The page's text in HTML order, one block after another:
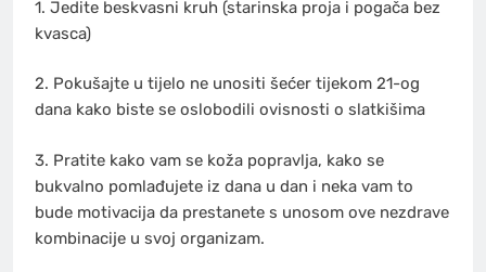
1. Jedite beskvasni kruh (starinska proja i pogača bez
kvasca)
2. Pokušajte u tijelo ne unositi šećer tijekom 21-og
dana kako biste se oslobodili ovisnosti o slatkišima
3. Pratite kako vam se koža popravlja, kako se
bukvalno pomlađujete iz dana u dan i neka vam to
bude motivacija da prestanete s unosom ove nezdrave
kombinacije u svoj organizam.